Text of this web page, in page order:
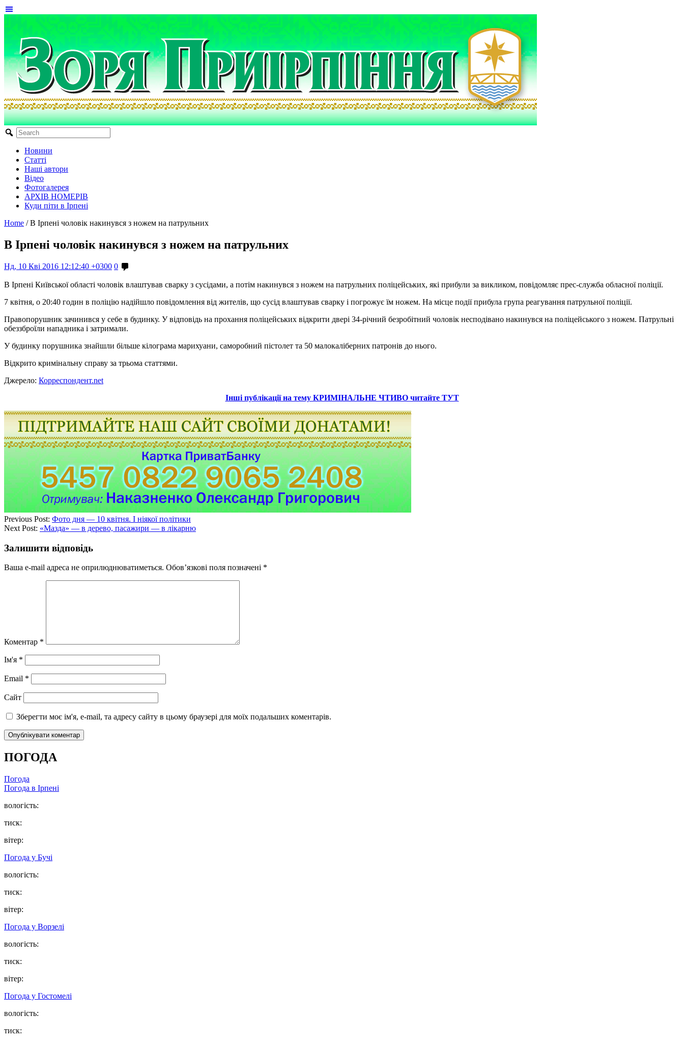
Новини
Статті
Наші автори
Відео
Фотогалерея
АРХІВ НОМЕРІВ
Куди піти в Ірпені
Home / В Ірпені чоловік накинувся з ножем на патрульних
В Ірпені чоловік накинувся з ножем на патрульних
Нд, 10 Кві 2016 12:12:40 +0300 0
В Ірпені Київської області чоловік влаштував сварку з сусідами, а потім накинувся з ножем на патрульних поліцейських, які прибули за викликом, повідомляє прес-служба обласної поліції.
7 квітня, о 20:40 годин в поліцію надійшло повідомлення від жителів, що сусід влаштував сварку і погрожує їм ножем. На місце події прибула група реагування патрульної поліції.
Правопорушник зачинився у себе в будинку. У відповідь на прохання поліцейських відкрити двері 34-річний безробітний чоловік несподівано накинувся на поліцейського з ножем. Патрульні
обеззброїли нападника і затримали.
У будинку порушника знайшли більше кілограма марихуани, саморобний пістолет та 50 малокаліберних патронів до нього.
Відкрито кримінальну справу за трьома статтями.
Джерело: Корреспондент.net
Інші публікації на тему КРИМІНАЛЬНЕ ЧТИВО читайте ТУТ
Previous Post: Фото дня — 10 квітня. І ніякої політики
Next Post: «Мазда» — в дерево, пасажири — в лікарню
Залишити відповідь
Ваша e-mail адреса не оприлюднюватиметься. Обов’язкові поля позначені *
Коментар *
Ім'я *
Email *
Сайт
Зберегти моє ім'я, e-mail, та адресу сайту в цьому браузері для моїх подальших коментарів.
ПОГОДА
Погода
Погода в Ірпені
вологість:
тиск:
вітер:
Погода у Бучі
вологість:
тиск:
вітер:
Погода у Ворзелі
вологість:
тиск:
вітер:
Погода у Гостомелі
вологість:
тиск: